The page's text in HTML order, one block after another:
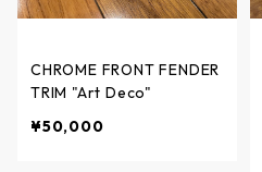
CHROME FRONT FENDER
TRIM "Art Deco"
¥50,000